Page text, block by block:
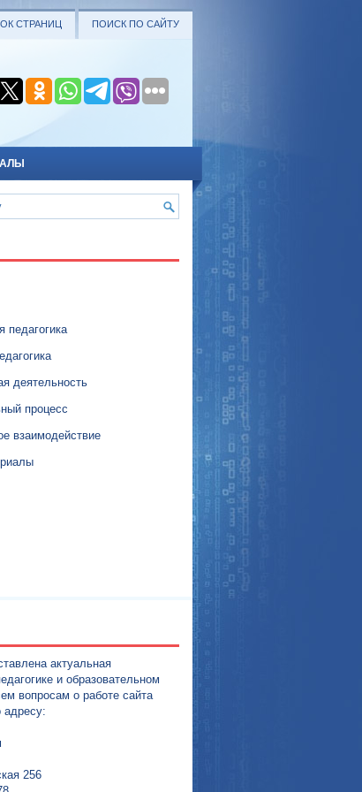
СТРАНИЦ ПОИСК ПО САЙТУ
педагогика
деятельность
процесс
взаимодействие
актуальная
и образовательном
вопросам о работе сайта
адресу:
256